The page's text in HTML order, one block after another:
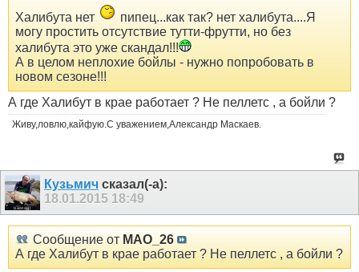
Халибута нет
пипец...как так? нет халибута....Я
могу простить отсутствие тутти-фрутти, но без
халибута это уже скандал!!!
А в целом неплохие бойлы - нужно попробовать в
новом сезоне!!!
А где Халибут в крае работает ? Не пеллетс , а бойли ?
Живу,ловлю,кайфую.С уважением,Александр Маскаев.
Кузьмич сказал(-а):
18.01.2015 18:49
Сообщение от MAO_26
А где Халибут в крае работает ? Не пеллетс , а бойли ?